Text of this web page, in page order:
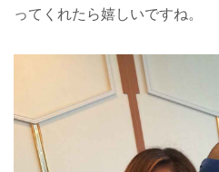
ってくれたら嬉しいですね。